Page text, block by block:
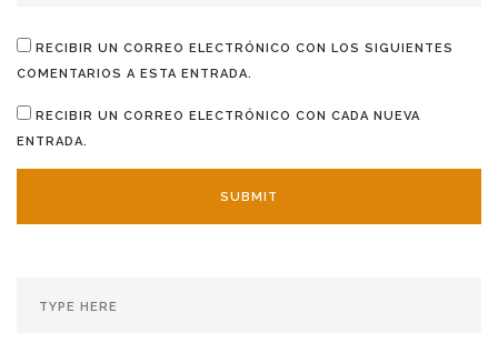
RECIBIR UN CORREO ELECTRÓNICO CON LOS SIGUIENTES
COMENTARIOS A ESTA ENTRADA.
RECIBIR UN CORREO ELECTRÓNICO CON CADA NUEVA
ENTRADA.